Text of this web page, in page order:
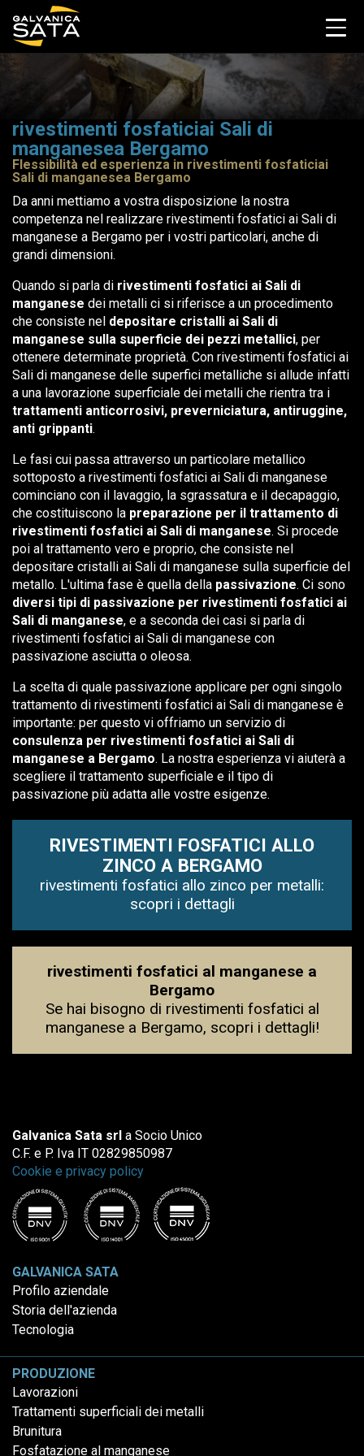
rivestimenti fosfaticiai Sali di
manganesea Bergamo
Flessibilità ed esperienza in rivestimenti fosfaticiai
Sali di manganesea Bergamo
Da anni mettiamo a vostra disposizione la nostra
competenza nel realizzare rivestimenti fosfatici ai Sali di
manganese a Bergamo per i vostri particolari, anche di
grandi dimensioni.
Quando si parla di rivestimenti fosfatici ai Sali di
manganese dei metalli ci si riferisce a un procedimento
che consiste nel depositare cristalli ai Sali di
manganese sulla superficie dei pezzi metallici, per
ottenere determinate proprietà. Con rivestimenti fosfatici ai
Sali di manganese delle superfici metalliche si allude infatti
a una lavorazione superficiale dei metalli che rientra tra i
trattamenti anticorrosivi, preverniciatura, antiruggine,
anti grippanti.
Le fasi cui passa attraverso un particolare metallico
sottoposto a rivestimenti fosfatici ai Sali di manganese
cominciano con il lavaggio, la sgrassatura e il decapaggio,
che costituiscono la preparazione per il trattamento di
rivestimenti fosfatici ai Sali di manganese. Si procede
poi al trattamento vero e proprio, che consiste nel
depositare cristalli ai Sali di manganese sulla superficie del
metallo. L'ultima fase è quella della passivazione. Ci sono
diversi tipi di passivazione per rivestimenti fosfatici ai
Sali di manganese, e a seconda dei casi si parla di
rivestimenti fosfatici ai Sali di manganese con
passivazione asciutta o oleosa.
La scelta di quale passivazione applicare per ogni singolo
trattamento di rivestimenti fosfatici ai Sali di manganese è
importante: per questo vi offriamo un servizio di
consulenza per rivestimenti fosfatici ai Sali di
manganese a Bergamo. La nostra esperienza vi aiuterà a
scegliere il trattamento superficiale e il tipo di
passivazione più adatta alle vostre esigenze.
RIVESTIMENTI FOSFATICI ALLO
ZINCO A BERGAMO
rivestimenti fosfatici allo zinco per metalli:
scopri i dettagli
rivestimenti fosfatici al manganese a
Bergamo
Se hai bisogno di rivestimenti fosfatici al
manganese a Bergamo, scopri i dettagli!
Galvanica Sata srl a Socio Unico
C.F. e P. Iva IT 02829850987
Cookie e privacy policy
GALVANICA SATA
Profilo aziendale
Storia dell'azienda
Tecnologia
PRODUZIONE
Lavorazioni
Trattamenti superficiali dei metalli
Brunitura
Fosfatazione al manganese